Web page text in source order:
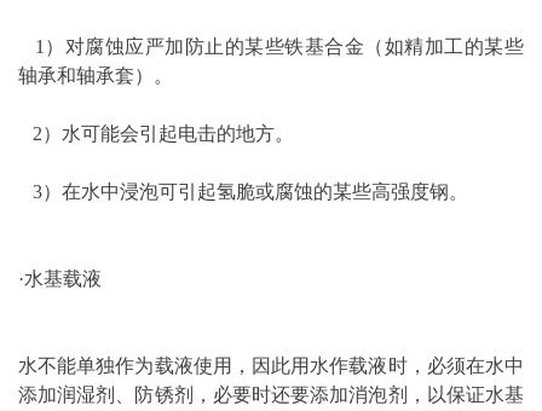
1）对腐蚀应严加防止的某些铁基合金（如精加工的某些
轴承和轴承套）。
2）水可能会引起电击的地方。
3）在水中浸泡可引起氢脆或腐蚀的某些高强度钢。
·水基载液
水不能单独作为载液使用，因此用水作载液时，必须在水中
添加润湿剂、防锈剂，必要时还要添加消泡剂，以保证水基